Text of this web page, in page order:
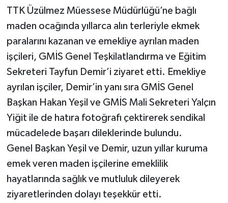
TTK Üzülmez Müessese Müdürlüğü’ne bağlı
maden ocağında yıllarca alın terleriyle ekmek
paralarını kazanan ve emekliye ayrılan maden
işçileri, GMİS Genel Teşkilatlandırma ve Eğitim
Sekreteri Tayfun Demir’i ziyaret etti. Emekliye
ayrılan işçiler, Demir’in yanı sıra GMİS Genel
Başkan Hakan Yeşil ve GMİS Mali Sekreteri Yalçın
Yiğit ile de hatıra fotoğrafı çektirerek sendikal
mücadelede başarı dileklerinde bulundu.
Genel Başkan Yeşil ve Demir, uzun yıllar kuruma
emek veren maden işçilerine emeklilik
hayatlarında sağlık ve mutluluk dileyerek
ziyaretlerinden dolayı teşekkür etti.
Kültür - Sanat
MAGAZİN
Politika
Resmi İlan
Röportaj
Sağlık
SİYASET